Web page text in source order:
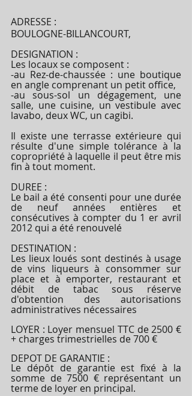
ADRESSE :
BOULOGNE-BILLANCOURT,
DESIGNATION :
Les locaux se composent :
-au Rez-de-chaussée : une boutique
en angle comprenant un petit office,
-au sous-sol un dégagement, une
salle, une cuisine, un vestibule avec
lavabo, deux WC, un cagibi.
Il existe une terrasse extérieure qui
résulte d'une simple tolérance à la
copropriété à laquelle il peut être mis
fin à tout moment.
DUREE :
Le bail a été consenti pour une durée
de neuf années entières et
consécutives à compter du 1 er avril
2012 qui a été renouvelé
DESTINATION :
Les lieux loués sont destinés à usage
de vins liqueurs à consommer sur
place et à emporter, restaurant et
débit de tabac sous réserve
d'obtention des autorisations
administratives nécessaires
LOYER : Loyer mensuel TTC de 2500 €
+ charges trimestrielles de 700 €
DEPOT DE GARANTIE :
Le dépôt de garantie est fixé à la
somme de 7500 € représentant un
terme de loyer en principal.